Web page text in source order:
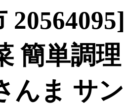
簡単調
んま サ